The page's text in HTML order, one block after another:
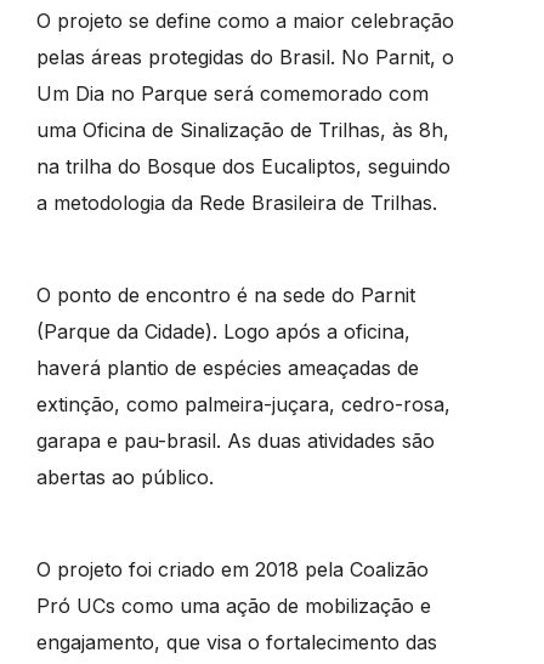
O projeto se define como a maior celebração
pelas áreas protegidas do Brasil. No Parnit, o
Um Dia no Parque será comemorado com
uma Oficina de Sinalização de Trilhas, às 8h,
na trilha do Bosque dos Eucaliptos, seguindo
a metodologia da Rede Brasileira de Trilhas.
O ponto de encontro é na sede do Parnit
(Parque da Cidade). Logo após a oficina,
haverá plantio de espécies ameaçadas de
extinção, como palmeira-juçara, cedro-rosa,
garapa e pau-brasil. As duas atividades são
abertas ao público.
O projeto foi criado em 2018 pela Coalizão
Pró UCs como uma ação de mobilização e
engajamento, que visa o fortalecimento das